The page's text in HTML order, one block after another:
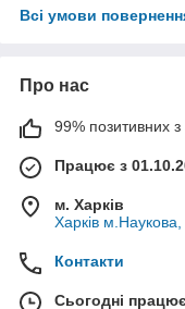
Всі умови
Про нас
99% позитивних з
Працює з
м. Харків
Харків м.Наукова,
Контакти
Сьогодні